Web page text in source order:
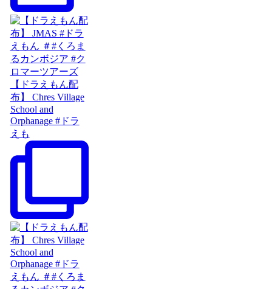
【ドラえもん配
布】 Chres Village
School and
Orphanage #ドラ
えも